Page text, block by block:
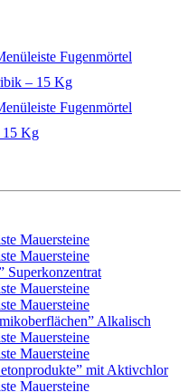
– 15 Kg
15 Kg
Superkonzentrat
Alkalisch
mit Aktivchlor